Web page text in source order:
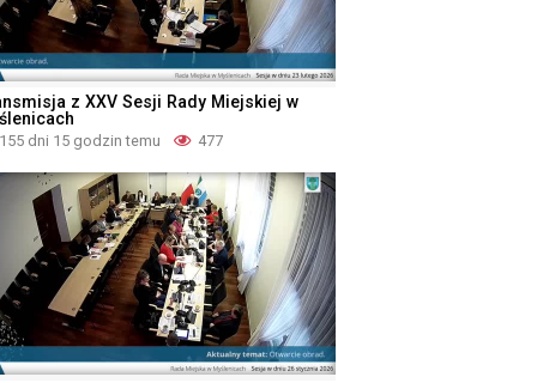
z XXV Sesji Rady Miejskiej w
155 dni 15 godzin temu 477